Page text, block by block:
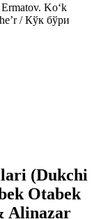
Ko‘k
/ Кўк бўри
(Dukchi
Otabek
Alinazar